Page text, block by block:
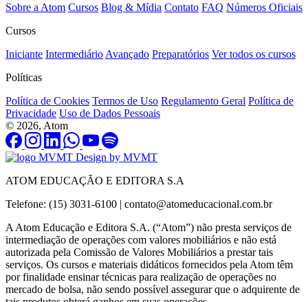
Sobre a Atom Cursos Blog & Mídia Contato FAQ Números Oficiais
Cursos
Iniciante Intermediário Avançado Preparatórios Ver todos os cursos
Políticas
Política de Cookies Termos de Uso Regulamento Geral Política de
Privacidade Uso de Dados Pessoais
© 2026, Atom
Design by MVMT
ATOM EDUCAÇÃO E EDITORA S.A
Telefone: (15) 3031-6100 | contato@atomeducacional.com.br
A Atom Educação e Editora S.A. (“Atom”) não presta serviços de
intermediação de operações com valores mobiliários e não está
autorizada pela Comissão de Valores Mobiliários a prestar tais
serviços. Os cursos e materiais didáticos fornecidos pela Atom têm
por finalidade ensinar técnicas para realização de operações no
mercado de bolsa, não sendo possível assegurar que o adquirente de